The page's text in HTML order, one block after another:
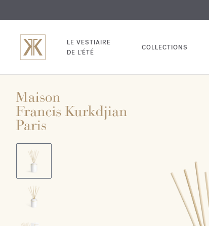
LE VESTIAIRE
DE L'ÉTÉ
COLLECTIONS